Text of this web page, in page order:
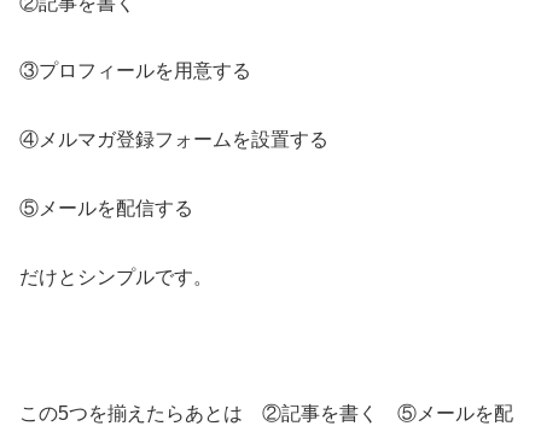
③プロフィールを用意する
④メルマガ登録フォームを設置する
⑤メールを配信する
だけとシンプルです。
この5つを揃えたらあとは ②記事を書く ⑤メールを配